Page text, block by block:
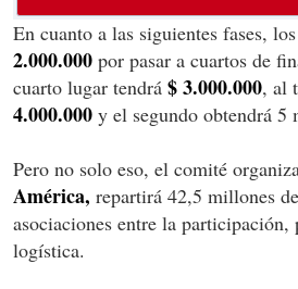
En cuanto a las siguientes fases,
2.000.000 por pasar a cuartos de
cuarto lugar tendrá $ 3.000.000, al
4.000.000 y el segundo obtendrá 5
Pero no solo eso, el comité
América, repartirá 42,5 millones
asociaciones entre la participación,
logística.